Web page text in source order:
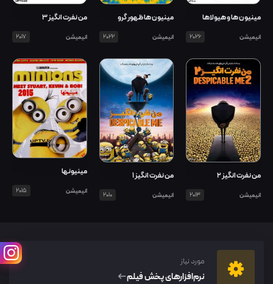
مینیون ها و هیولاها
انیمیشن 2026
مینیون ها ظهور گرو
انیمیشن 2022
من نفرت انگیز 3
انیمیشن 2017
من نفرت انگیز 2
انیمیشن 2013
من نفرت انگیز 1
انیمیشن 2010
مینیونها
انیمیشن 2015
مورد نیاز
نرم‌افزار‌های پخش فیلم